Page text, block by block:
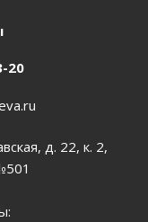
20
д. 22, к. 2,